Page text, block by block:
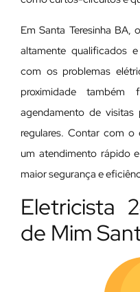
Em Santa Teresinha BA,
altamente qualificados
com os problemas
proximidade
agendamento de visitas
regulares. Contar com o
um atendimento rápido
maior segurança e
Eletricista
de Mim